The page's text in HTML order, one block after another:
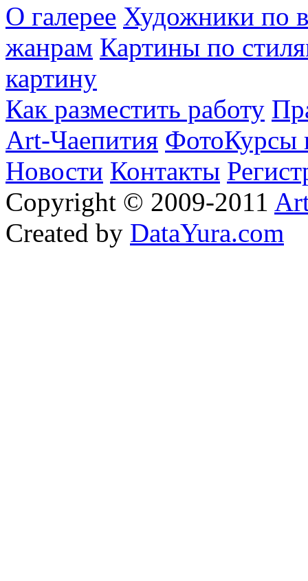
О галерее Художники по
жанрам Картины по
картину
Как разместить работу
Art-Чаепития ФотоКурсы
Новости Контакты
Copyright © 2009-2011
Created by DataYura.com